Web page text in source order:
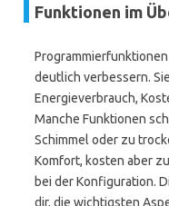
Funktionen im
deutlich verbessern.
Energieverbrauch,
Manche Funktionen
Schimmel oder zu
Komfort, kosten aber
bei der Konfiguration.
dir, die wichtigsten